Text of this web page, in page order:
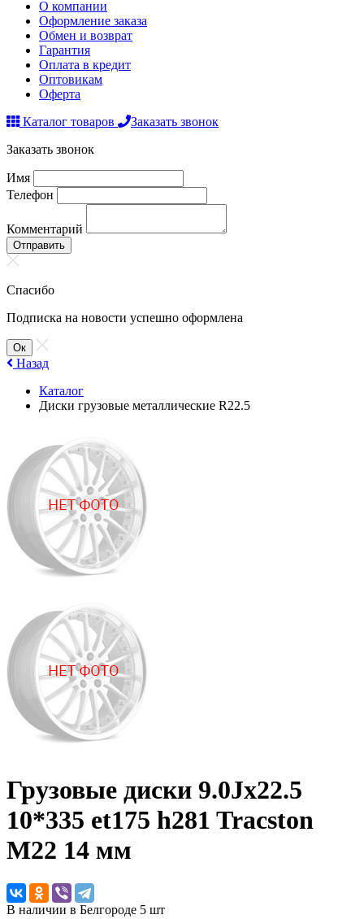
О компании
Оформление заказа
Обмен и возврат
Гарантия
Оплата в кредит
Оптовикам
Оферта
Каталог товаров
Заказать звонок
Заказать звонок
Имя
Телефон
Комментарий
Отправить
Спасибо
Подписка на новости успешно оформлена
Ок
Назад
Каталог
Диски грузовые металлические R22.5
Грузовые диски 9.0Jx22.5
10*335 et175 h281 Tracston
M22 14 мм
В наличии в Белгороде 5 шт